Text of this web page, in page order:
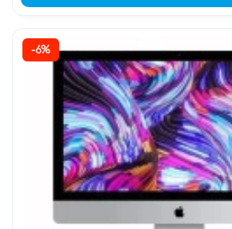
-6%